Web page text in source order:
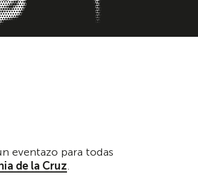
eventazo para todas
de la Cruz.